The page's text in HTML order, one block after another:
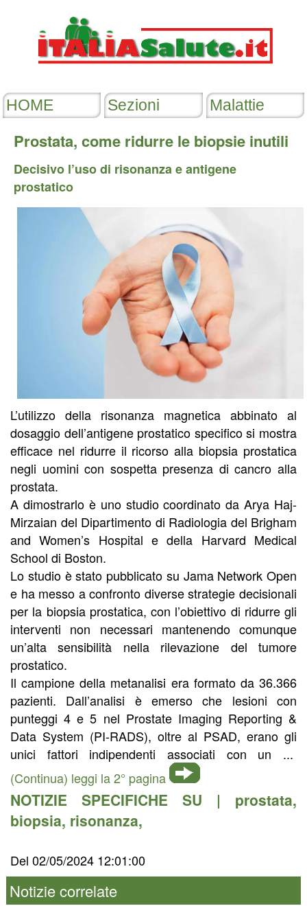
Prostata, come ridurre le biopsie inutili
Decisivo l’uso di risonanza e antigene
prostatico
L’utilizzo della risonanza magnetica abbinato al
dosaggio dell’antigene prostatico specifico si mostra
efficace nel ridurre il ricorso alla biopsia prostatica
negli uomini con sospetta presenza di cancro alla
prostata.
A dimostrarlo è uno studio coordinato da Arya Haj-
Mirzaian del Dipartimento di Radiologia del Brigham
and Women’s Hospital e della Harvard Medical
School di Boston.
Lo studio è stato pubblicato su Jama Network Open
e ha messo a confronto diverse strategie decisionali
per la biopsia prostatica, con l’obiettivo di ridurre gli
interventi non necessari mantenendo comunque
un’alta sensibilità nella rilevazione del tumore
prostatico.
Il campione della metanalisi era formato da 36.366
pazienti. Dall’analisi è emerso che lesioni con
punteggi 4 e 5 nel Prostate Imaging Reporting &
Data System (PI-RADS), oltre al PSAD, erano gli
unici fattori indipendenti associati con un ...
(Continua) leggi la 2° pagina
NOTIZIE SPECIFICHE SU | prostata,
biopsia, risonanza,
Del 02/05/2024 12:01:00
Notizie correlate